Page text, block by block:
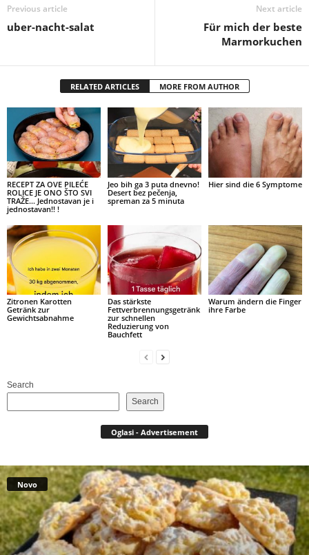
Previous article
uber-nacht-salat
Next article
Für mich der beste
Marmorkuchen
RELATED ARTICLES MORE FROM AUTHOR
RECEPT ZA OVE PILEĆE
ROLICE JE ONO ŠTO SVI
TRAŽE… Jednostavan je i
jednostavan!! !
Jeo bih ga 3 puta dnevno!
Desert bez pečenja,
spreman za 5 minuta
Hier sind die 6 Symptome
Zitronen Karotten
Getränk zur
Gewichtsabnahme
Das stärkste
Fettverbrennungsgetränk
zur schnellen
Reduzierung von
Bauchfett
Warum ändern die Finger
ihre Farbe
Search
Search
Oglasi - Advertisement
Novo